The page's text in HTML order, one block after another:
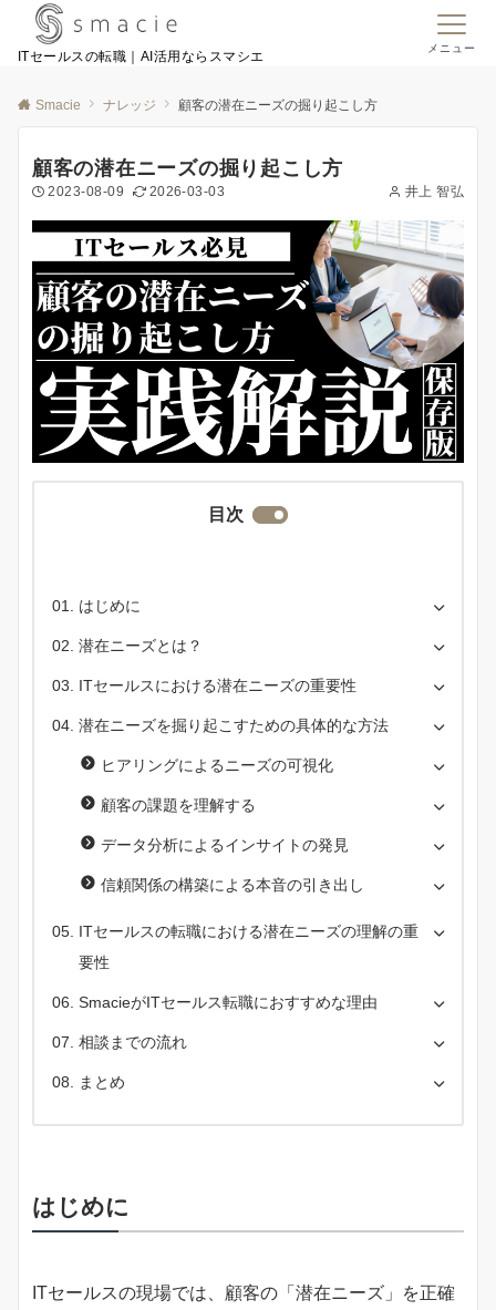
ITセールスの転職｜AI活用ならスマシエ
メニュー
Smacie ナレッジ 顧客の潜在ニーズの掘り起こし方
顧客の潜在ニーズの掘り起こし方
2023-08-09 2026-03-03 井上 智弘
目次
はじめに
潜在ニーズとは？
ITセールスにおける潜在ニーズの重要性
潜在ニーズを掘り起こすための具体的な方法
ヒアリングによるニーズの可視化
顧客の課題を理解する
データ分析によるインサイトの発見
信頼関係の構築による本音の引き出し
ITセールスの転職における潜在ニーズの理解の重
要性
SmacieがITセールス転職におすすめな理由
相談までの流れ
まとめ
はじめに
ITセールスの現場では、顧客の「潜在ニーズ」を正確